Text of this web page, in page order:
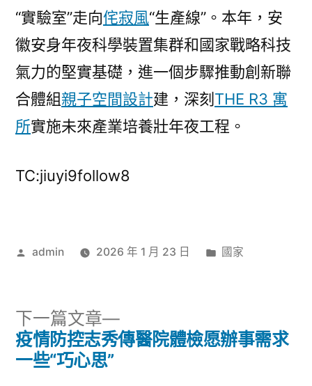
“實驗室”走向侘寂風“生產線”。本年，安
徽安身年夜科學裝置集群和國家戰略科技
氣力的堅實基礎，進一個步驟推動創新聯
合體組親子空間設計建，深刻 THE R3 寓
所實施未來產業培養壯年夜工程。
TC:jiuyi9follow8
作
admin 2026 年 1 月 23 日
分
國家
文
下一篇文章
下
一
疫情防控志秀傳醫院體檢愿辦事需求
一些“巧心思”